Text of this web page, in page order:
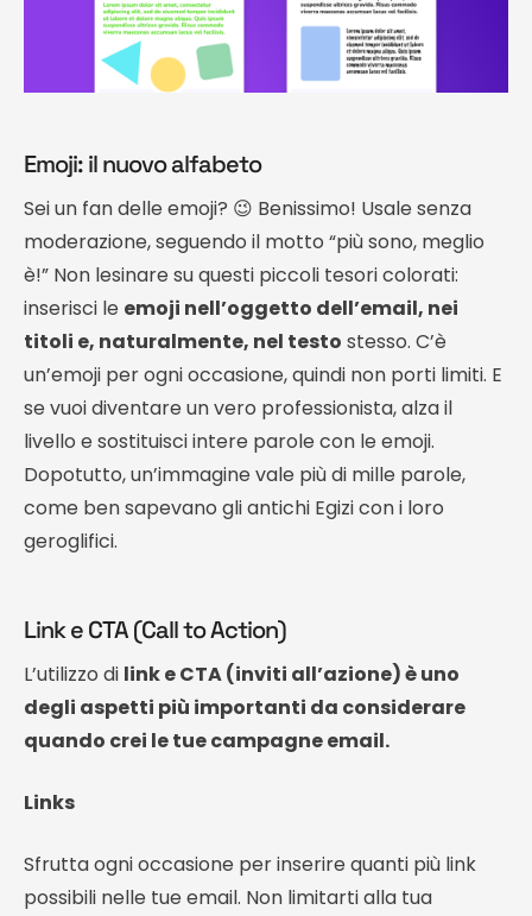
Emoji: il nuovo alfabeto
Sei un fan delle emoji? 😉 Benissimo! Usale senza
moderazione, seguendo il motto “più sono, meglio
è!” Non lesinare su questi piccoli tesori colorati:
inserisci le emoji nell’oggetto dell’email, nei
titoli e, naturalmente, nel testo stesso. C’è
un’emoji per ogni occasione, quindi non porti limiti. E
se vuoi diventare un vero professionista, alza il
livello e sostituisci intere parole con le emoji.
Dopotutto, un’immagine vale più di mille parole,
come ben sapevano gli antichi Egizi con i loro
geroglifici.
Link e CTA (Call to Action)
L’utilizzo di link e CTA (inviti all’azione) è uno
degli aspetti più importanti da considerare
quando crei le tue campagne email.
Links
Sfrutta ogni occasione per inserire quanti più link
possibili nelle tue email. Non limitarti alla tua